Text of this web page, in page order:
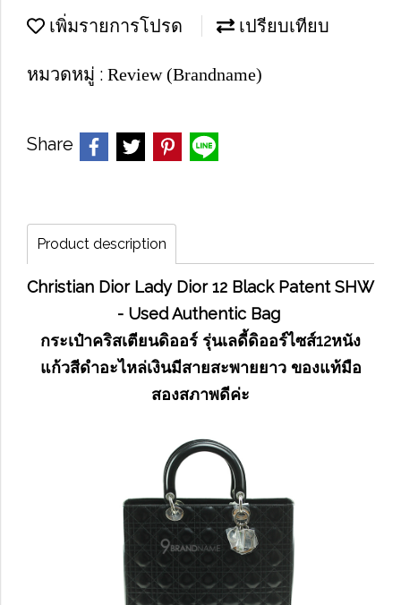
เพิ่มรายการโปรด เปรียบเทียบ
หมวดหมู่ : Review (Brandname)
Share
Product description
Christian Dior Lady Dior 12 Black Patent SHW
- Used Authentic Bag
กระเป๋าคริสเตียนดิออร์ รุ่นเลดี้ดิออร์ไซส์12หนัง
แก้วสีดำอะไหล่เงินมีสายสะพายยาว ของแท้มือ
สองสภาพดีค่ะ